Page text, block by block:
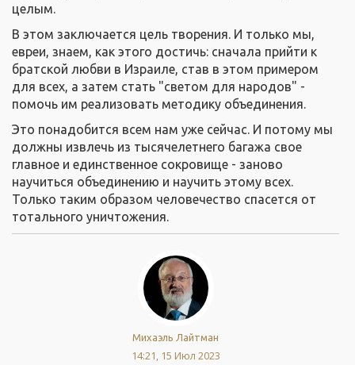
целым.
В этом заключается цель творения. И только мы,
евреи, знаем, как этого достичь: сначала прийти к
братской любви в Израиле, став в этом примером
для всех, а затем стать "светом для народов" -
помочь им реализовать методику объединения.
Это понадобится всем нам уже сейчас. И потому мы
должны извлечь из тысячелетнего багажа свое
главное и единственное сокровище - заново
научиться объединению и научить этому всех.
Только таким образом человечество спасется от
тотального уничтожения.
Михаэль Лайтман
14:21, 15 Июл 2023